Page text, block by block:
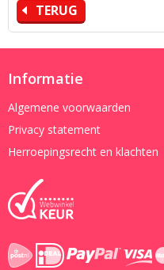
TERUG
Informatie
Algemene voorwaarden
Privacy statement
Herroepingsrecht en klachten